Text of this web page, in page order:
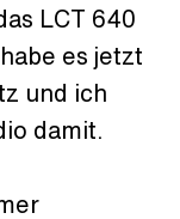
LCT 640
es jetzt
und ich
damit.